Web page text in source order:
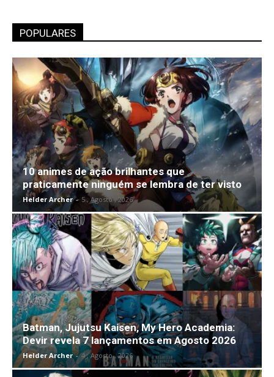
POPULARES
10 animes de ação brilhantes que
praticamente ninguém se lembra de ter visto
Helder Archer - 5 , Agosto , 2026
Batman, Jujutsu Kaisen, My Hero Academia:
Devir revela 7 lançamentos em Agosto 2026
Helder Archer - 4 , Agosto , 2026